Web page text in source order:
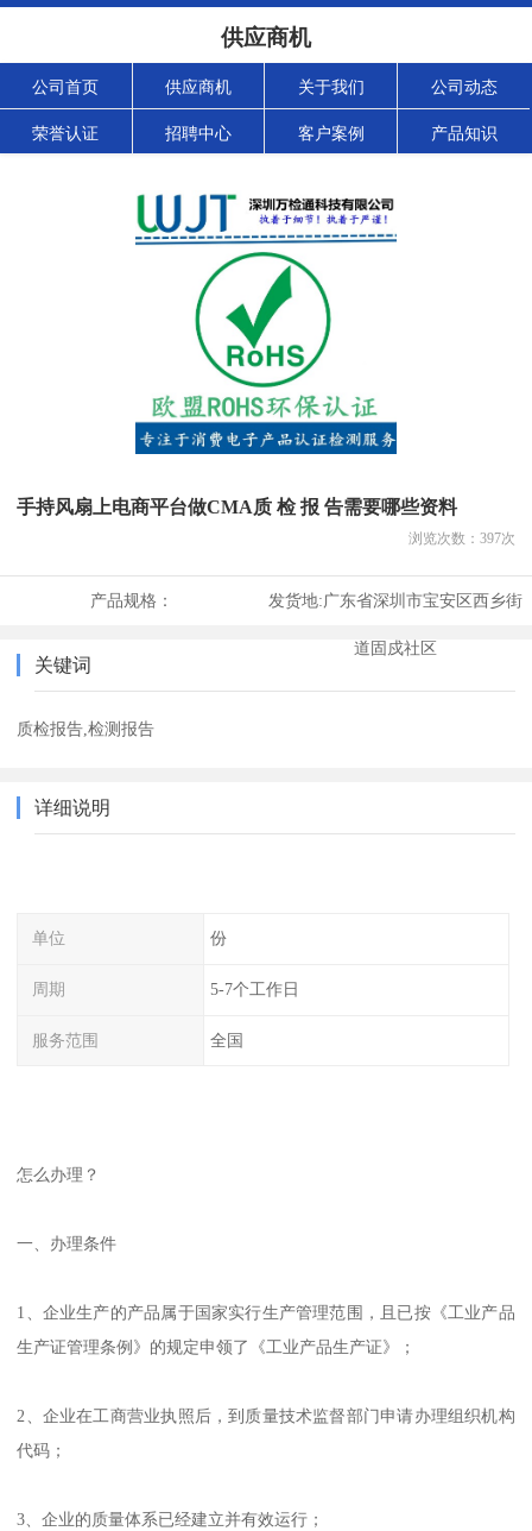
供应商机
公司首页 供应商机 关于我们 公司动态
荣誉认证 招聘中心 客户案例 产品知识
手持风扇上电商平台做CMA质 检 报 告需要哪些资料
浏览次数： 397次
产品规格： 发货地:广东省深圳市宝安区西乡街
道固戍社区
关键词
质检报告,检测报告
详细说明
单位 份
周期 5-7个工作日
服务范围 全国
怎么办理？
一、办理条件
1、企业生产的产品属于国家实行生产管理范围，且已按《工业产品
生产证管理条例》的规定申领了《工业产品生产证》；
2、企业在工商营业执照后，到质量技术监督部门申请办理组织机构
代码；
3、企业的质量体系已经建立并有效运行；